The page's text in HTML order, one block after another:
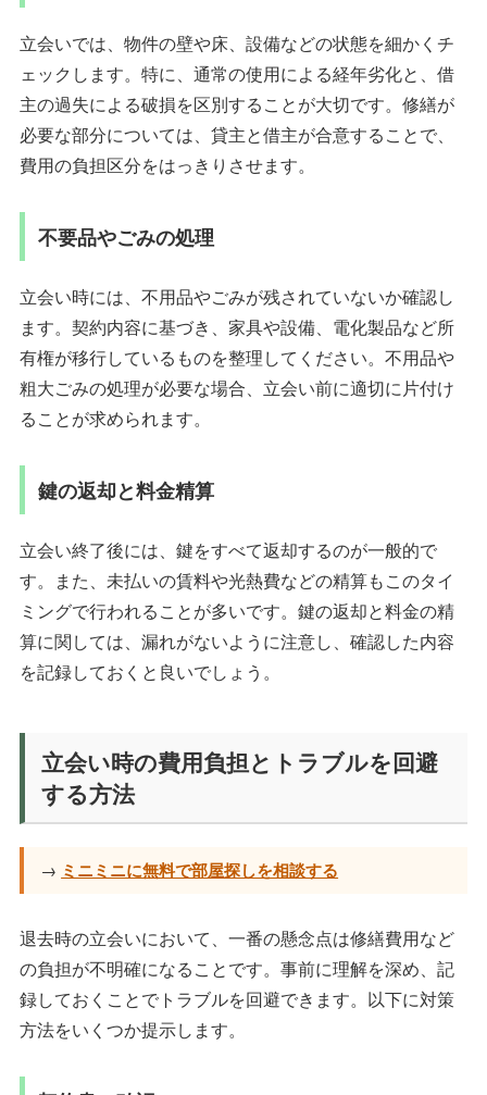
立会いでは、物件の壁や床、設備などの状態を細かくチ
ェックします。特に、通常の使用による経年劣化と、借
主の過失による破損を区別することが大切です。修繕が
必要な部分については、貸主と借主が合意することで、
費用の負担区分をはっきりさせます。
不要品やごみの処理
立会い時には、不用品やごみが残されていないか確認し
ます。契約内容に基づき、家具や設備、電化製品など所
有権が移行しているものを整理してください。不用品や
粗大ごみの処理が必要な場合、立会い前に適切に片付け
ることが求められます。
鍵の返却と料金精算
立会い終了後には、鍵をすべて返却するのが一般的で
す。また、未払いの賃料や光熱費などの精算もこのタイ
ミングで行われることが多いです。鍵の返却と料金の精
算に関しては、漏れがないように注意し、確認した内容
を記録しておくと良いでしょう。
立会い時の費用負担とトラブルを回避
する方法
→ ミニミニに無料で部屋探しを相談する
退去時の立会いにおいて、一番の懸念点は修繕費用など
の負担が不明確になることです。事前に理解を深め、記
録しておくことでトラブルを回避できます。以下に対策
方法をいくつか提示します。